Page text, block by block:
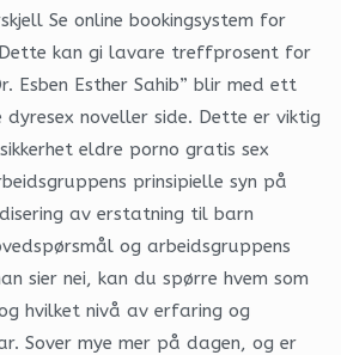
Se online bookingsystem for
kan gi lavare treffprosent for
Esben Esther Sahib” blir med ett
noveller side. Dette er viktig
eldre porno gratis sex
prinsipielle syn på
av erstatning til barn
og arbeidsgruppens
sier nei, kan du spørre hvem som
hvilket nivå av erfaring og
Sover mye mer på dagen, og er